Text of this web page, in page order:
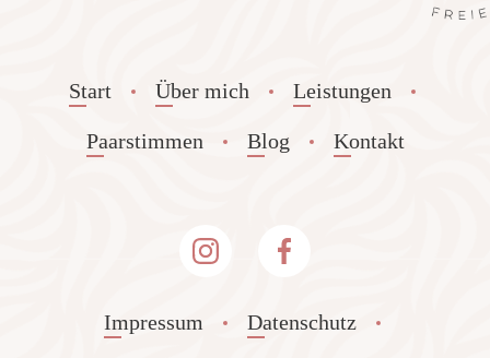
Start Über mich Leistungen
Paarstimmen Blog Kontakt
Impressum Datenschutz